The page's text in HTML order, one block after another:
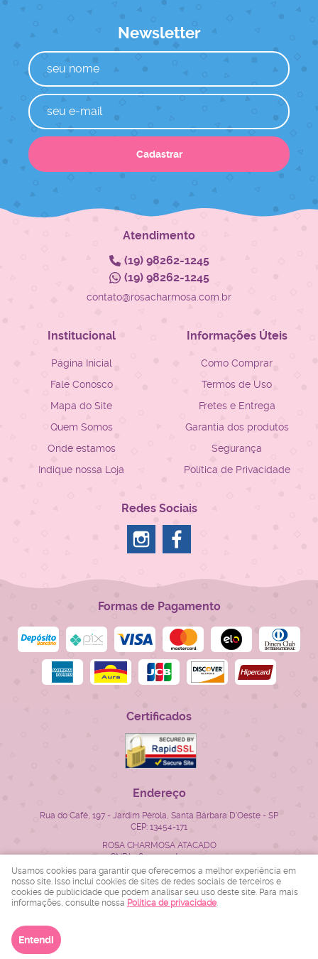
Newsletter
Cadastrar
Atendimento
(19)98262-1245
(19)98262-1245
contato@rosacharmosa.com.br
Institucional
Página Inicial
Fale Conosco
Mapa do Site
Quem Somos
Onde estamos
Indique nossa Loja
Informações Úteis
Como Comprar
Termos de Uso
Fretes e Entrega
Garantia dos produtos
Segurança
Política de Privacidade
Redes Sociais
Formas de Pagamento
Certificados
Endereço
Rua do Café, 197 - Jardim Pérola, Santa Bárbara D'Oeste - SP
CEP: 13454-171
ROSA CHARMOSA ATACADO
CNPJ: 28.522.715/0001-23
LOJA VIRTUAL CRIADA POR
Usamos cookies para garantir que oferecemos a melhor experiência em
nosso site. Isso inclui cookies de sites de redes sociais de terceiros e
cookies de publicidade que podem analisar seu uso deste site. Para mais
informações, consulte nossa Política de privacidade.
Entendi